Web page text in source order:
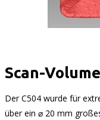
Scan-
Der C504 wurde für
über ein ⌀ 20 mm